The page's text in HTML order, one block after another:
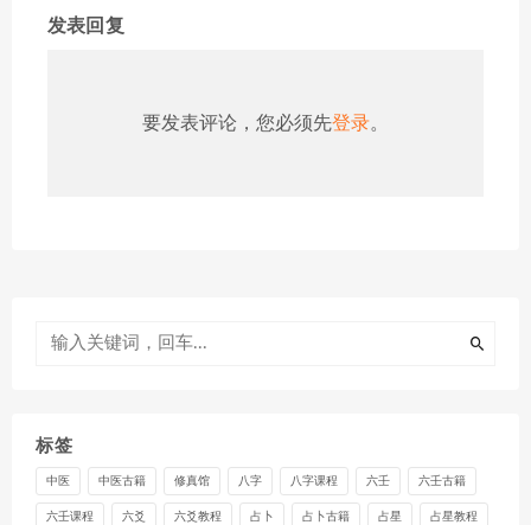
发表回复
要发表评论，您必须先登录。
标签
中医 中医古籍 修真馆 八字 八字课程 六壬 六壬古籍
六壬课程 六爻 六爻教程 占卜 占卜古籍 占星 占星教程